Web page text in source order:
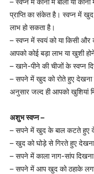
प्राप्ति का संकेत है। स्वप्न में
लाभ हो सकता है।
– स्वप्न में स्वयं को या किसी
आपको कोई बड़ा लाभ या खुशी
– खाने-पीने की चीजों के स्वप्न
– सपने में खुद को रोते हुए देखना
अनुसार जल्द ही आपको खुशियां
अशुभ स्वप्न –
– सपने में खुद के बाल कटते हुए
– खुद को घोड़े से गिरते हुए
– सपने में काला नाग-सांप
– सपने में आप खुद को ठहाके